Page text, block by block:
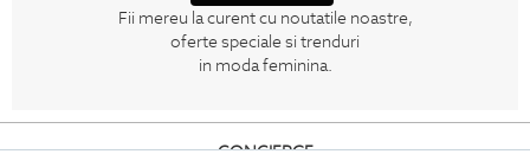
Fii mereu la curent cu noutatile noastre,
oferte speciale si trenduri
in moda feminina.
CONCIERGE